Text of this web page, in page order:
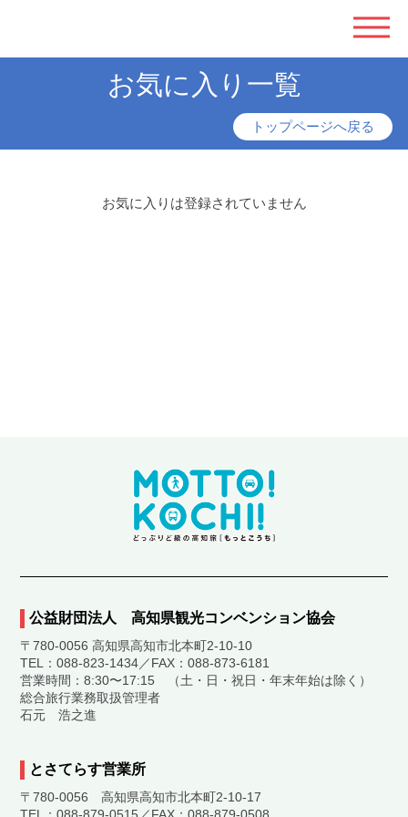
お気に入り一覧
トップページへ戻る
お気に入りは登録されていません
公益財団法人 高知県観光コンベンション協会
〒780-0056 高知県高知市北本町2-10-10
TEL：088-823-1434／FAX：088-873-6181
営業時間：8:30〜17:15 （土・日・祝日・年末年始は除く）
総合旅行業務取扱管理者
石元 浩之進
とさてらす営業所
〒780-0056 高知県高知市北本町2-10-17